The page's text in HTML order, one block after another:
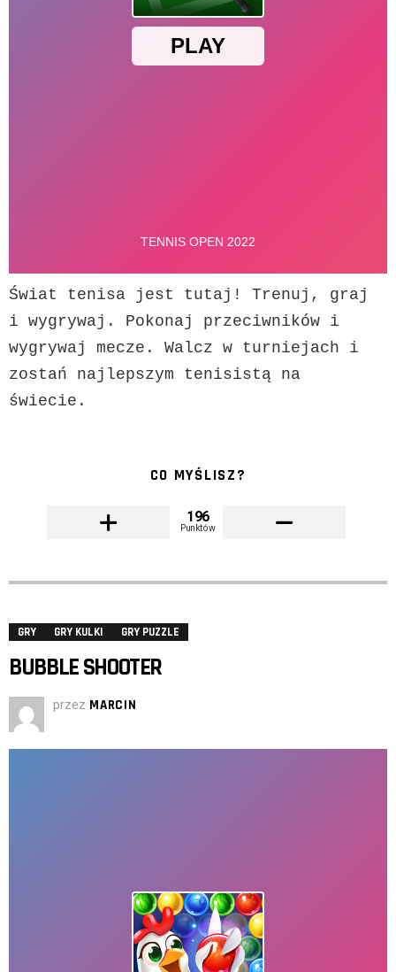
Świat tenisa jest tutaj! Trenuj, graj
i wygrywaj. Pokonaj przeciwników i
wygrywaj mecze. Walcz w turniejach i
zostań najlepszym tenisistą na
świecie.
CO MYŚLISZ?
196
Punktów
GRY GRY KULKI GRY PUZZLE
BUBBLE SHOOTER
przez MARCIN